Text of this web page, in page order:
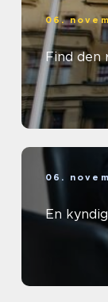
06.
Find den
06.
En